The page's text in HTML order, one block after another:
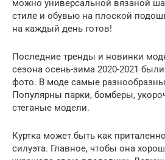
можно универсальной вязаной
стиле и обувью на плоской
на каждый день готов!
Последние тренды и новинки
сезона осень-зима 2020-2021
фото. В моде самые
Популярны парки, бомберы,
стеганые модели.
Куртка может быть как
силуэта. Главное, чтобы она